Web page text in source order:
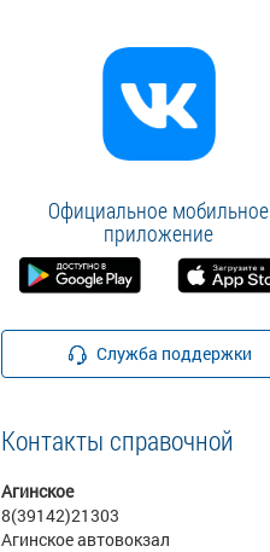
Официальное мобильное
приложение
Служба поддержки
Контакты справочной
Агинское
8(39142)21303
Агинское автовокзал